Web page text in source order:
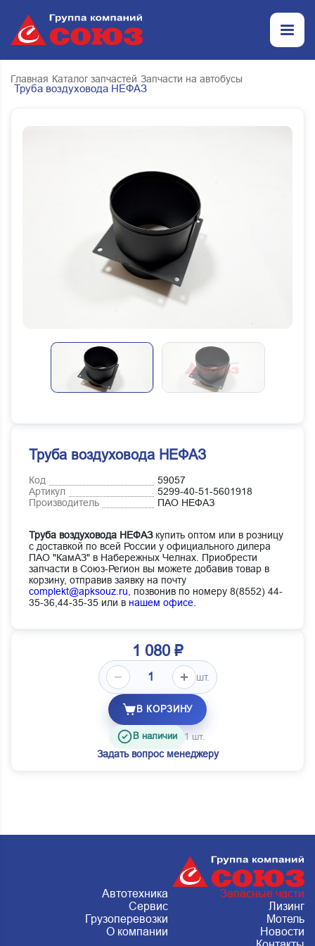
Главная Каталог запчастей Запчасти на автобусы
Труба воздуховода НЕФАЗ
Труба воздуховода НЕФАЗ
Код
59057
Артикул
5299-40-51-5601918
Производитель
ПАО НЕФАЗ
Труба воздуховода НЕФАЗкупить оптом или в розницу
с доставкой по всей России у официального дилера
ПАО "КамАЗ" в Набережных Челнах. Приобрести
запчасти в Союз-Регион вы можете добавив товар в
корзину, отправив заявку на почту
complekt@apksouz.ru,
позвонив по номеру 8(8552) 44-
35-36,44-35-35 или в нашем офисе
1 080 ₽
шт.
В КОРЗИНУ
В наличии 1 шт.
Задать вопрос менеджеру
Автотехника
Запасные части
Сервис
Лизинг
Грузоперевозки
Мотель
О компании
Новости